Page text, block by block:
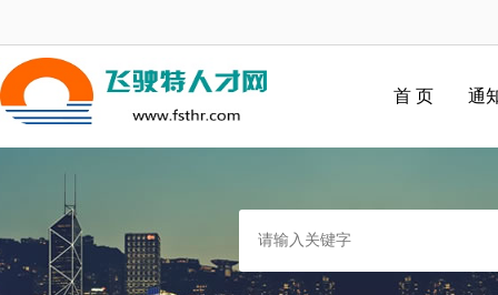
首 页 通